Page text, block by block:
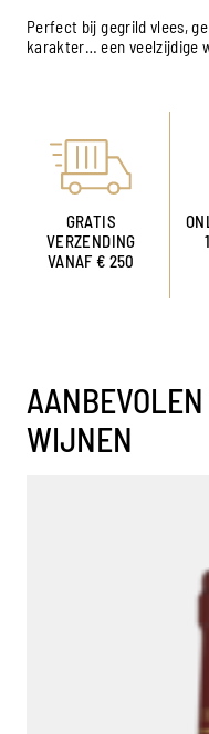
Perfect bij gegrild vlees,
karakter… een veelzijdige
GRATIS
VERZENDING
VANAF € 250
WIJNEN